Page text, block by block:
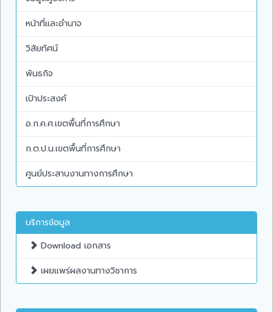
หน้าที่และอำนาจ
วิสัยทัศน์
พันธกิจ
เป้าประสงค์
อ.ก.ค.ศ.เขตพื้นที่การศึกษา
ก.ต.ป.น.เขตพื้นที่การศึกษา
ศูนย์ประสานงานทางการศึกษา
บริการข้อมูล
Download เอกสาร
เผยแพร่ผลงานทางวิชาการ